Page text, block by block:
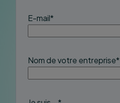
E-mail*
Nom de votre entreprise*